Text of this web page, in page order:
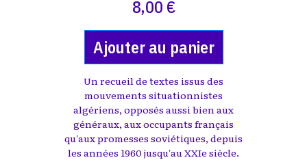
8,00 €
Ajouter au panier
Un recueil de textes issus des
mouvements situationnistes
algériens, opposés aussi bien aux
généraux, aux occupants français
qu'aux promesses soviétiques, depuis
les années 1960 jusqu'au XXIe siècle.